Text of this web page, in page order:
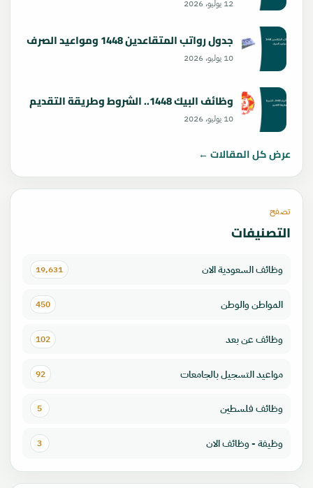
12 يوليو، 2026
جدول رواتب المتقاعدين 1448 ومواعيد الصرف
10 يوليو، 2026
وظائف البيك 1448.. الشروط وطريقة التقديم
10 يوليو، 2026
عرض كل المقالات ←
تصفح
التصنيفات
وظائف السعودية الان 19٬631
المواطن والوطن 450
وظائف عن بعد 102
مواعيد التسجيل بالجامعات 92
وظائف فلسطين 5
وظيفة - وظائف الان 3